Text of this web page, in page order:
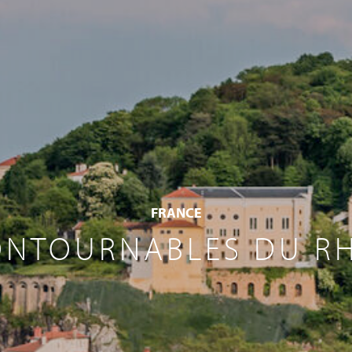
FRANCE
DU